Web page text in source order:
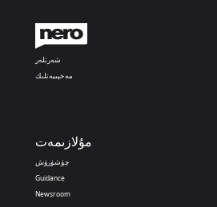
شەرتلەر
مەخپىيەتلىك
مۇلازىمەت
چۈشۈرۈش
Guidance
Newsroom